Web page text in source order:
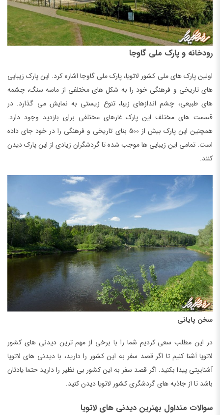
رودخانه و پارک ملی گاوجا
اولین پارک های ملی کشور لاتویا، پارک ملی گاوجا اشاره کرد. این پارک زیبایی
های تاریخی و فرهنگی خود را به شکل های مختلفی از ماسه سنگ، چشمه
های طبیعی، چشم اندازهای زیبا، تنوع زیستی به نمایش می گذارد. در
قسمت های مختلف این پارک غارهای مختلفی برای بازدید وجود دارد.
همچنین این پارک بیش از 500 بنای تاریخی و فرهنگی را در خود جای داده
است. تمامی این زیبایی ها موجب شده تا گردشگران زیادی از این پارک دیدن
کنند.
سخن پایانی
در این مطلب سعی کردیم شما را با برخی از مهم ترین دیدنی های کشور
لاتویا آشنا کنیم تا اگر قصد سفر به این کشور را دارید، با دیدنی های لاتویا
آشناییتی پیدا بکنید. اگر قصد سفر به این کشور بی نظیر را دارید حتما یادتان
باشد تا از جاذبه های گردشگری کشور لاتویا دیدن کنید.
سوالات متداول بهترین دیدنی های لاتویا